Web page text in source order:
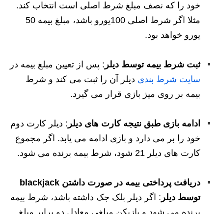
خود را که نصف مبلغ شرط اصلی است انتخاب کند.
مثلا اگر شرط اصلی 100یورو باشد، مبلغ بیمه 50
یورو خواهد بود.
ثبت شرط بیمه توسط دیلر : پس از تعیین مبلغ بیمه در
سایت شرط بندی دیلر آن را ثبت می کند و شرط
بیمه بر روی میز بازی قرار می گیرد.
ادامه بازی طبق نتیجه کارت های دیلر : دیلر کارت دوم
خود را بر می دارد و بازی ادامه می یابد. اگر مجموع
کارت های دیلر 21 شود، شرط بیمه برنده می شود.
دریافت پرداختی بیمه در صورت داشتن blackjack
توسط دیلر : اگر دیلر بلک جک داشته باشد، شرط بیمه